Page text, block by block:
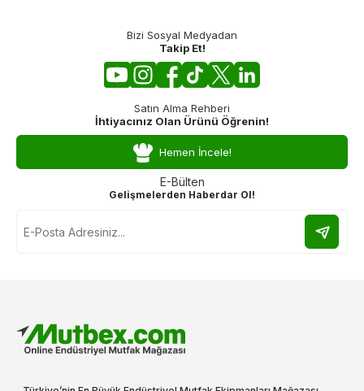
Bizi Sosyal Medyadan
Takip Et!
Satın Alma Rehberi
İhtiyacınız Olan Ürünü Öğrenin!
Hemen İncele!
E-Bülten
Gelişmelerden Haberdar Ol!